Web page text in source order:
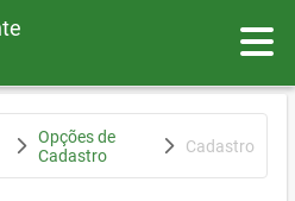
Opções de
Cadastro
Cadastro